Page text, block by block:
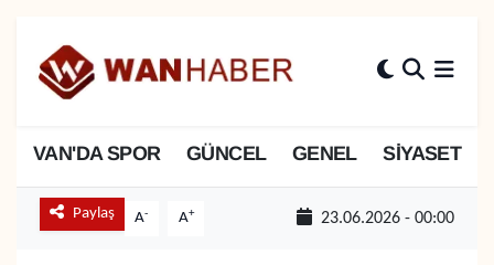
VAN'DA SPOR GÜNCEL GENEL SİYASET
Paylaş A- A+ 23.06.2026 - 00:00
3.SAYFA
BİLİM VE TEKNOLOJİ
Van Nöbetçi Eczaneler
Van Namaz Vakitleri